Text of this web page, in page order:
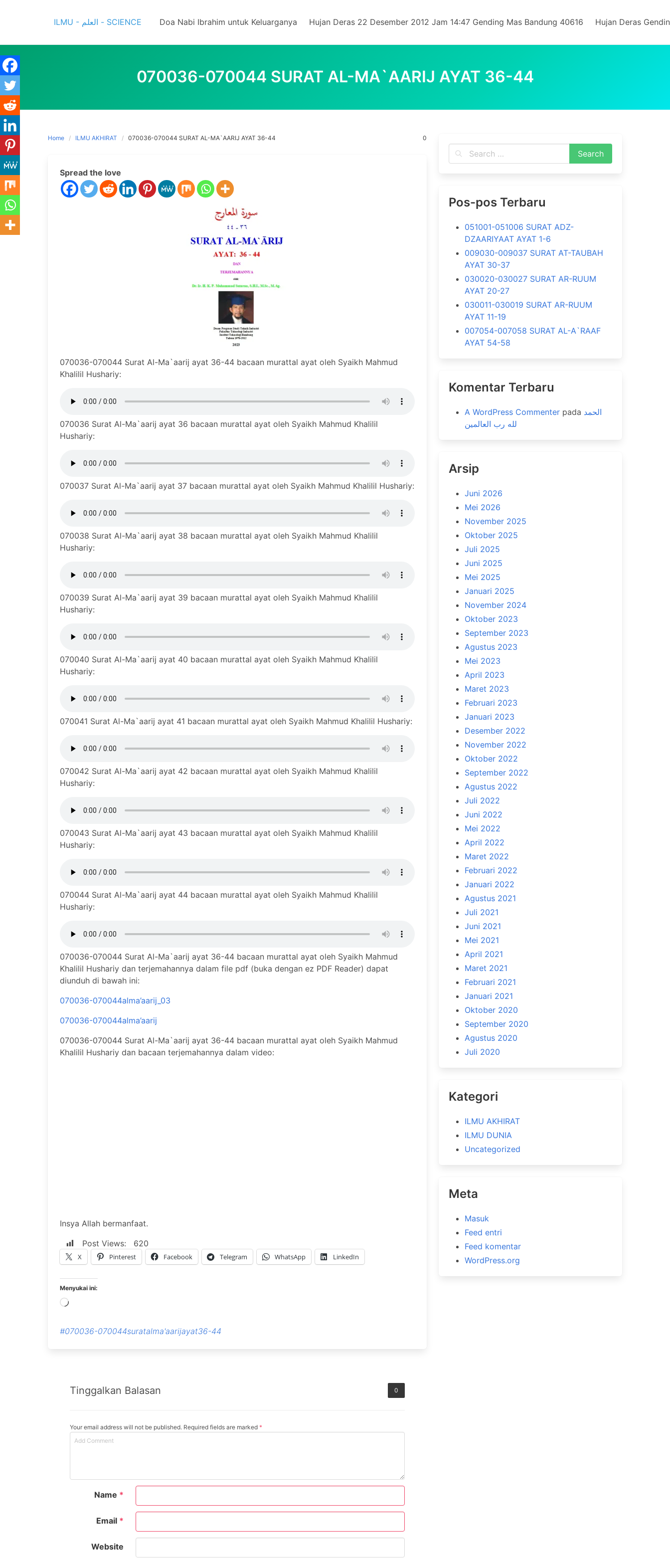
ILMU - العلم - SCIENCE Doa Nabi Ibrahim untuk Keluarganya Hujan Deras 22 Desember 2012 Jam 14:47 Gending Mas Bandung 40616 Hujan Deras
070036-070044 SURAT AL-MA`AARIJ AYAT 36-44
Home ILMU AKHIRAT 070036-070044 SURAT AL-MA`AARIJ AYAT 36-44 0
Spread the love
070036-070044 Surat Al-Ma`aarij ayat 36-44 bacaan murattal ayat oleh Syaikh Mahmud
Khalilil Hushariy:
070036 Surat Al-Ma`aarij ayat 36 bacaan murattal ayat oleh Syaikh Mahmud Khalilil
Hushariy:
070037 Surat Al-Ma`aarij ayat 37 bacaan murattal ayat oleh Syaikh Mahmud Khalilil Hushariy:
070038 Surat Al-Ma`aarij ayat 38 bacaan murattal ayat oleh Syaikh Mahmud Khalilil
Hushariy:
070039 Surat Al-Ma`aarij ayat 39 bacaan murattal ayat oleh Syaikh Mahmud Khalilil
Hushariy:
070040 Surat Al-Ma`aarij ayat 40 bacaan murattal ayat oleh Syaikh Mahmud Khalilil
Hushariy:
070041 Surat Al-Ma`aarij ayat 41 bacaan murattal ayat oleh Syaikh Mahmud Khalilil Hushariy:
070042 Surat Al-Ma`aarij ayat 42 bacaan murattal ayat oleh Syaikh Mahmud Khalilil
Hushariy:
070043 Surat Al-Ma`aarij ayat 43 bacaan murattal ayat oleh Syaikh Mahmud Khalilil
Hushariy:
070044 Surat Al-Ma`aarij ayat 44 bacaan murattal ayat oleh Syaikh Mahmud Khalilil
Hushariy:
070036-070044 Surat Al-Ma`aarij ayat 36-44 bacaan murattal ayat oleh Syaikh Mahmud
Khalilil Hushariy dan terjemahannya dalam file pdf (buka dengan ez PDF Reader) dapat
diunduh di bawah ini:
070036-070044alma’aarij_03
070036-070044alma’aarij
070036-070044 Surat Al-Ma`aarij ayat 36-44 bacaan murattal ayat oleh Syaikh Mahmud
Khalilil Hushariy dan bacaan terjemahannya dalam video:
Insya Allah bermanfaat.
Post Views:
620
X Pinterest Facebook Telegram WhatsApp LinkedIn
Menyukai ini:
Memuat...
#070036-070044suratalma'aarijayat36-44
Tinggalkan Balasan 0
Your email address will not be published. Required fields are marked *
Name *
Email *
Website
Pos-pos Terbaru
051001-051006 SURAT ADZ-
DZAARIYAAT AYAT 1-6
009030-009037 SURAT AT-TAUBAH
AYAT 30-37
030020-030027 SURAT AR-RUUM
AYAT 20-27
030011-030019 SURAT AR-RUUM
AYAT 11-19
007054-007058 SURAT AL-A`RAAF
AYAT 54-58
Komentar Terbaru
A WordPress Commenterpada الحمد
لله رب العالمين
Arsip
Juni 2026
Mei 2026
November 2025
Oktober 2025
Juli 2025
Juni 2025
Mei 2025
Januari 2025
November 2024
Oktober 2023
September 2023
Agustus 2023
Mei 2023
April 2023
Maret 2023
Februari 2023
Januari 2023
Desember 2022
November 2022
Oktober 2022
September 2022
Agustus 2022
Juli 2022
Juni 2022
Mei 2022
April 2022
Maret 2022
Februari 2022
Januari 2022
Agustus 2021
Juli 2021
Juni 2021
Mei 2021
April 2021
Maret 2021
Februari 2021
Januari 2021
Oktober 2020
September 2020
Agustus 2020
Juli 2020
Kategori
ILMU AKHIRAT
ILMU DUNIA
Uncategorized
Meta
Masuk
Feed entri
Feed komentar
WordPress.org